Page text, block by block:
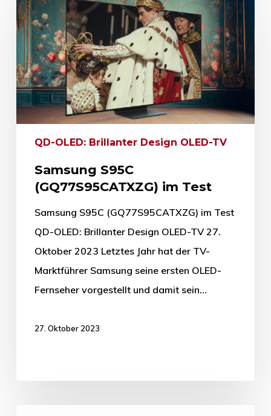
QD-OLED: Brillanter Design OLED-TV
Samsung S95C
(GQ77S95CATXZG) im Test
Samsung S95C (GQ77S95CATXZG) im Test
QD-OLED: Brillanter Design OLED-TV 27.
Oktober 2023 Letztes Jahr hat der TV-
Marktführer Samsung seine ersten OLED-
Fernseher vorgestellt und damit sein…
27. Oktober 2023